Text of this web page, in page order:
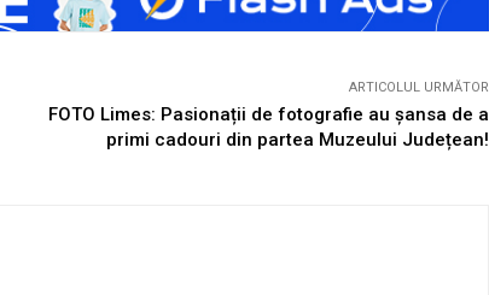
ARTICOLUL URMĂTOR
FOTO Limes: Pasionații de fotografie au șansa de a
primi cadouri din partea Muzeului Județean!